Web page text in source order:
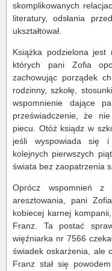
skomplikowanych
literatury, odsłania
ukształtował.
Książka podzielona jest
których pani Zofia
zachowując porządek
rodzinny, szkołę,
wspomnienie dające
przeświadczenie, że
piecu. Otóż ksiądz w
jeśli wyspowiada się i
kolejnych pierwszych
świata bez zaopatrzenia
Oprócz wspomnień z
aresztowania, pani
kobiecej karnej
Franz. Ta postać
więźniarka nr 7566
świadek oskarżenia, ale
Franz stał się